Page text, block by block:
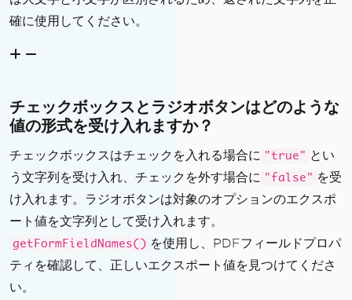
確に使用してください。
チェックボックスとラジオボタンはどのような
値の形式を受け入れますか？
チェックボックスはチェックを入れる場合に "true" とい
う文字列を受け入れ、チェックを外す場合に "false" を受
け入れます。ラジオボタンは対象のオプションのエクスポ
ート値を文字列として受け入れます。
getFormFieldNames() を使用し、PDFフィールドプロパ
ティを確認して、正しいエクスポート値を見つけてくださ
い。